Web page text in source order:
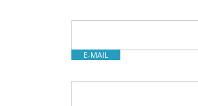
E-MAIL